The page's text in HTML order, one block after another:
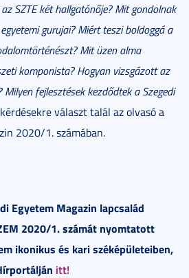
SZTE két hallgatónője? Mit gondolnak
gurujai? Miért teszi boldoggá a
Mit üzen alma
komponista? Hogyan vizsgázott az
fejlesztések kezdődtek a Szegedi
választ talál az olvasó a
2020/1. számában.
Egyetem Magazin lapcsalád
2020/1. számát nyomtatott
ikonikus és kari széképületeiben,
itt!